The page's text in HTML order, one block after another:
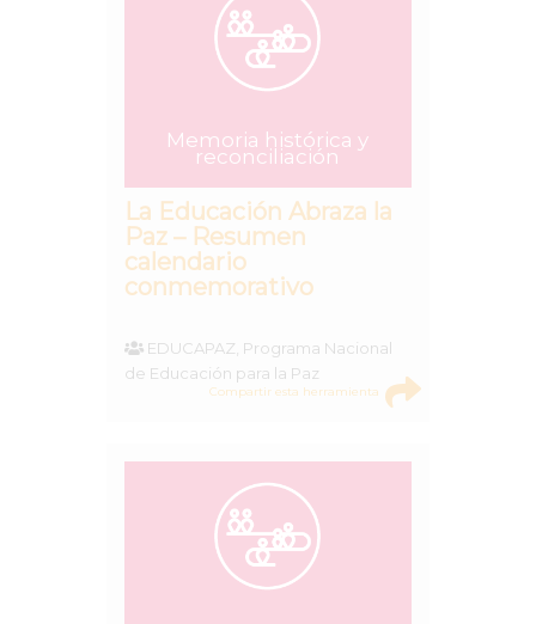
Memoria histórica y
reconciliación
La Educación Abraza la
Paz – Resumen
calendario
conmemorativo
EDUCAPAZ, Programa Nacional
de Educación para la Paz
Compartir esta herramienta